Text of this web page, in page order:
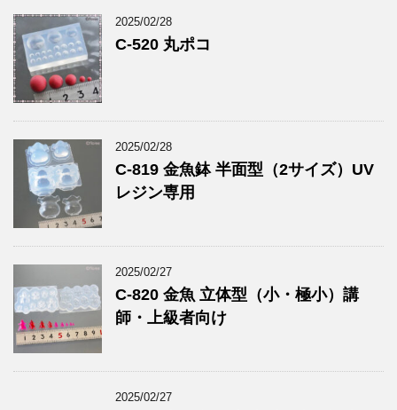
2025/02/28
C-520 丸ポコ
2025/02/28
C-819 金魚鉢 半面型（2サイズ）UV
レジン専用
2025/02/27
C-820 金魚 立体型（小・極小）講
師・上級者向け
2025/02/27